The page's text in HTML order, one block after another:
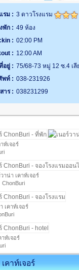
รม : 3 ดาวโรงแรม
พัก : 49 ห้อง
: 02:00 PM
: 12:00 AM
อยู่ : 75/68-73 หมู่ 12 ซ.4 เ
พท์ : 038-231926
าร : 038231299
ท์เจอร์
าน่า เคาท์เจอร์
ChonBuri
เคาท์เจอร์
าท์เจอร์
คาท์เจอร์